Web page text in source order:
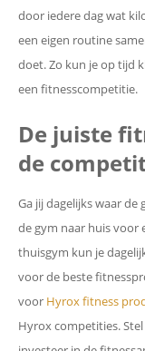
door iedere dag wat
een eigen routine
doet. Zo kun je op tijd
een fitnesscompetitie.
De juiste
de
Ga jij dagelijks waar
de gym naar huis voor
thuisgym kun je
voor de beste
voor Hyrox fitness
Hyrox competities.